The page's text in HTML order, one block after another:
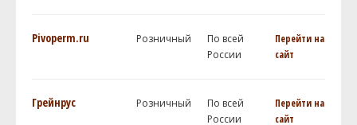
Pivoperm.ru Розничный
По всей
России
Перейти на
сайт
Грейнрус Розничный
По всей
России
Перейти на
сайт